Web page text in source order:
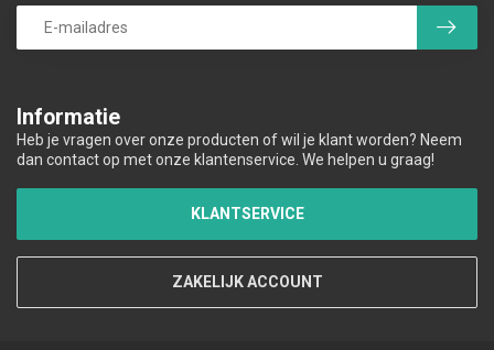
Informatie
Heb je vragen over onze producten of wil je klant worden? Neem
dan contact op met onze klantenservice. We helpen u graag!
KLANTSERVICE
ZAKELIJK ACCOUNT